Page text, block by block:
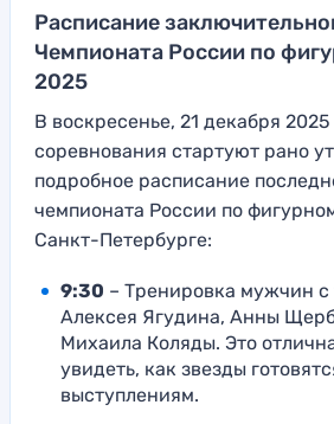
Расписание
Чемпионата России по
2025
В воскресенье, 21 декабря 2025
соревнования стартуют рано
подробное расписание
чемпионата России по
Санкт-Петербурге:
9:30 – Тренировка мужчин с
Алексея Ягудина, Анны
Михаила Коляды. Это
увидеть, как звезды
выступлениям.